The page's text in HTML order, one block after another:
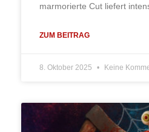
marmorierte Cut liefert
ZUM BEITRAG
8. Oktober 2025 Keine